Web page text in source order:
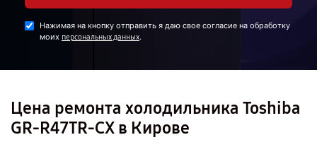
Нажимая на кнопку отправить я даю свое согласие на обработку
моих персональных данных.
Цена ремонта холодильника Toshiba
GR-R47TR-CX в Кирове